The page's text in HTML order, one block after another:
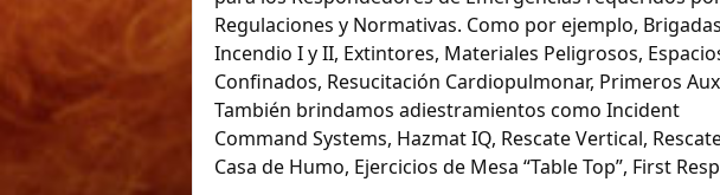
Regulaciones y Normativas. Como por ejemplo,
Incendio I y II, Extintores, Materiales Peligrosos,
Confinados, Resucitación Cardiopulmonar, Primeros
También brindamos adiestramientos como Incident
Command Systems, Hazmat IQ, Rescate Vertical,
Casa de Humo, Ejercicios de Mesa “Table Top”, First